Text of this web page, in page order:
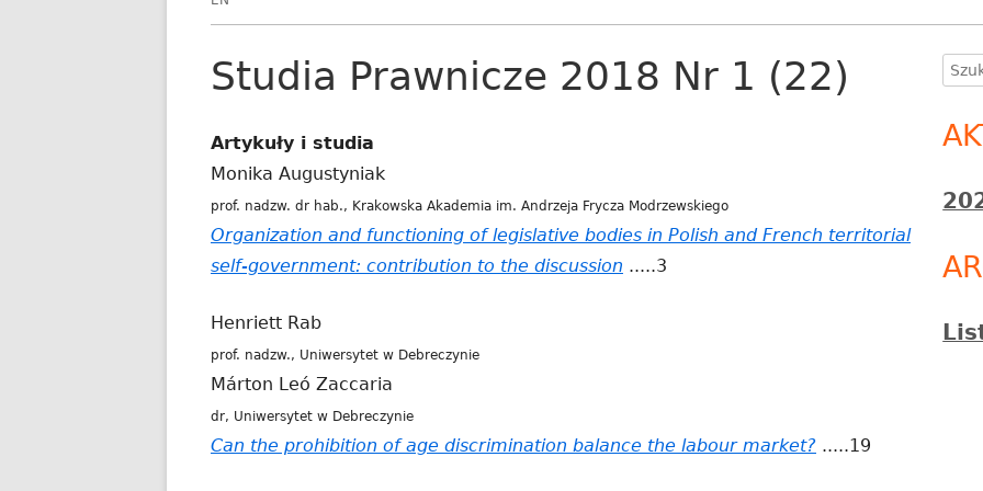
Studia Prawnicze 2018 Nr 1 (22)
Artykuły i studia
Monika Augustyniak
prof. nadzw. dr hab., Krakowska Akademia im. Andrzeja Frycza Modrzewskiego
Organization and functioning of legislative bodies in Polish and French territorial
self-government: contribution to the discussion .....3
Henriett Rab
prof. nadzw., Uniwersytet w Debreczynie
Márton Leó Zaccaria
dr, Uniwersytet w Debreczynie
Can the prohibition of age discrimination balance the labour market? .....19